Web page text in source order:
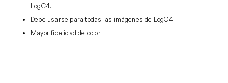
LogC4.
Debe usarse para todas las imágenes de LogC4.
Mayor fidelidad de color